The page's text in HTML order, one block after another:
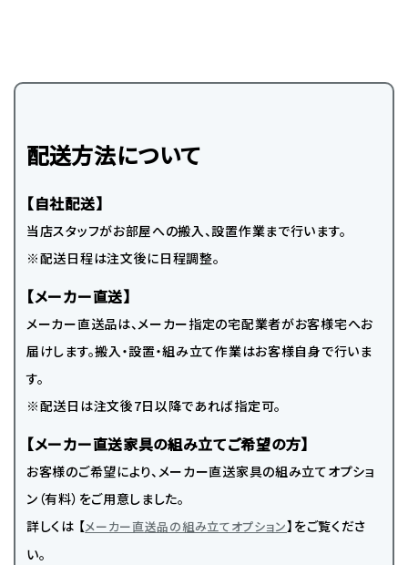
配送方法について
【自社配送】
当店スタッフがお部屋への搬入、設置作業まで行います。
※配送日程は注文後に日程調整。
【メーカー直送】
メーカー直送品は、メーカー指定の宅配業者がお客様宅へお
届けします。搬入・設置・組み立て作業はお客様自身で行いま
す。
※配送日は注文後7日以降であれば指定可。
【メーカー直送家具の組み立てご希望の方】
お客様のご希望により、メーカー直送家具の組み立てオプショ
ン（有料）をご用意しました。
詳しくは 【メーカー直送品の組み立てオプション】をご覧くださ
い。